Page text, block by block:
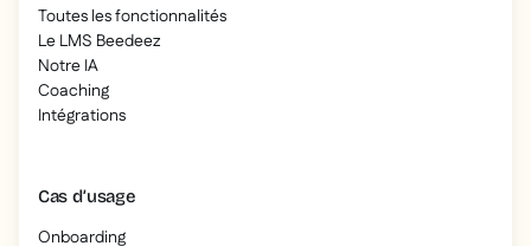
Toutes les fonctionnalités
Le LMS Beedeez
Notre IA
Coaching
Intégrations
Cas d’usage
Onboarding